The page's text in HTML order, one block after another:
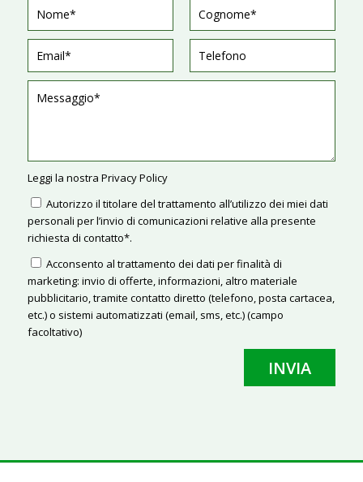
Leggi la nostra Privacy Policy
Autorizzo il titolare del trattamento all’utilizzo dei miei dati
personali per l’invio di comunicazioni relative alla presente
richiesta di contatto*.
Acconsento al trattamento dei dati per finalità di
marketing: invio di offerte, informazioni, altro materiale
pubblicitario, tramite contatto diretto (telefono, posta cartacea,
etc.) o sistemi automatizzati (email, sms, etc.) (campo
facoltativo)